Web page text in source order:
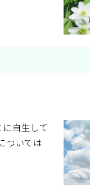
自生して
ついては